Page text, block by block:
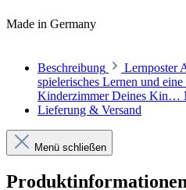
Made in Germany
Beschreibung
Lernposter
spielerisches Lernen und
Kinderzimmer Deines Kin…
Lieferung & Versand
Menü schließen